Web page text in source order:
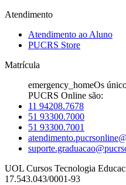
Atendimento
Atendimento ao Aluno
PUCRS Store
Matrícula
emergency_homeOs
PUCRS Online são:
11 94208.7678
51 93300.7000
51 93300.7001
UOL Cursos Tecnologia
17.543.043/0001-93